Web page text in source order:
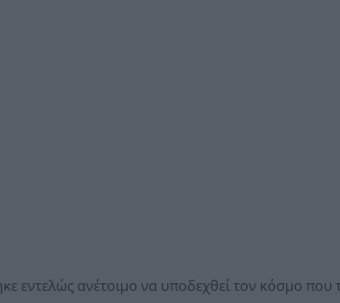
εντελώς ανέτοιμο να υποδεχθεί τον κόσμο που